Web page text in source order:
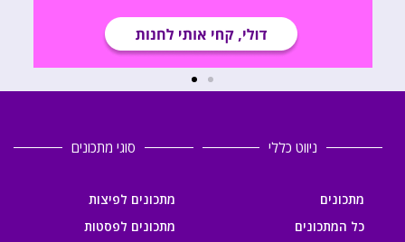
ניווט כללי
מתכונים
כל המתכונים
סוגי מתכונים
מתכונים לפיצות
מתכונים לפסטות